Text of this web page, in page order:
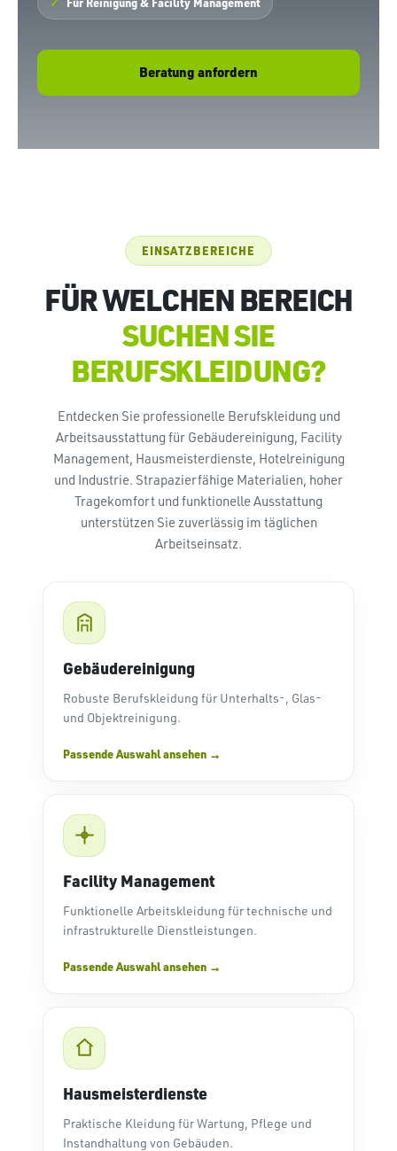
Beratung anfordern
EINSATZBEREICHE
FÜR WELCHEN BEREICH
SUCHEN SIE
BERUFSKLEIDUNG?
Entdecken Sie professionelle Berufskleidung und
Arbeitsausstattung für Gebäudereinigung, Facility
Management, Hausmeisterdienste, Hotelreinigung
und Industrie. Strapazierfähige Materialien, hoher
Tragekomfort und funktionelle Ausstattung
unterstützen Sie zuverlässig im täglichen
Arbeitseinsatz.
Gebäudereinigung
Robuste Berufskleidung für Unterhalts-, Glas-
und Objektreinigung.
Passende Auswahl ansehen
Facility Management
Funktionelle Arbeitskleidung für technische und
infrastrukturelle Dienstleistungen.
Passende Auswahl ansehen
Hausmeisterdienste
Praktische Kleidung für Wartung, Pflege und
Instandhaltung von Gebäuden.